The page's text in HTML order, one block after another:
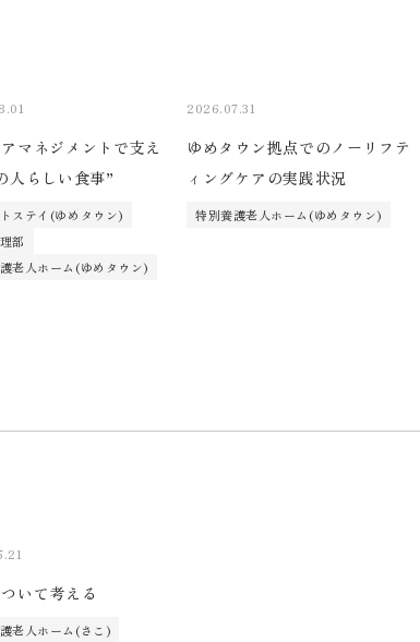
マネジメントで支え
人らしい食事”
ステイ(ゆめタウン)
部
老人ホーム(ゆめタウン)
2026.07.31
ゆめタウン拠点でのノーリフテ
ィングケアの実践状況
特別養護老人ホーム(ゆめタウン)
いて考える
老人ホーム(さこ)